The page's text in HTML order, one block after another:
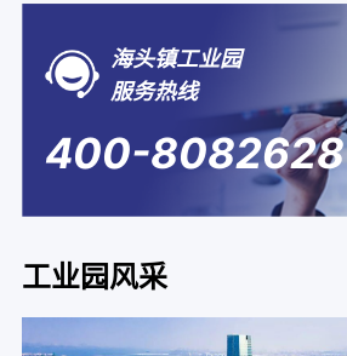
海头镇工业园
服务热线
400-8082628
工业园风采